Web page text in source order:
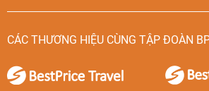
CÁC THƯƠNG HIỆU CÙNG TẬP ĐOÀN